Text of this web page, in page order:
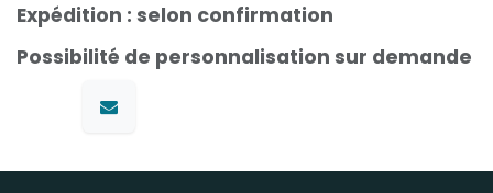
Expédition : selon confirmation
Possibilité de personnalisation sur demande